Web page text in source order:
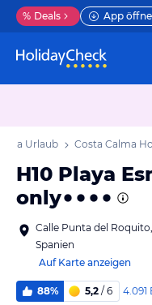
% Deals App
Urlaub Costa Calma
H10 Playa
only
Calle Punta del
Spanien
Auf Karte anzeigen
88% 5,2 / 6 4.091